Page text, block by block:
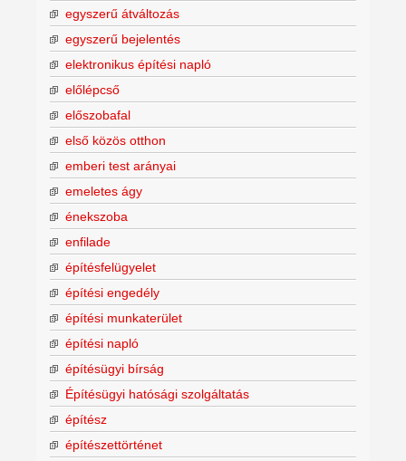
egyszerű átváltozás
egyszerű bejelentés
elektronikus építési napló
előlépcső
előszobafal
első közös otthon
emberi test arányai
emeletes ágy
énekszoba
enfilade
építésfelügyelet
építési engedély
építési munkaterület
építési napló
építésügyi bírság
Építésügyi hatósági szolgáltatás
építész
építészettörténet